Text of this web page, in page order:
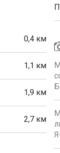
0,4 км
1,1 км
1,9 км
2,7 км